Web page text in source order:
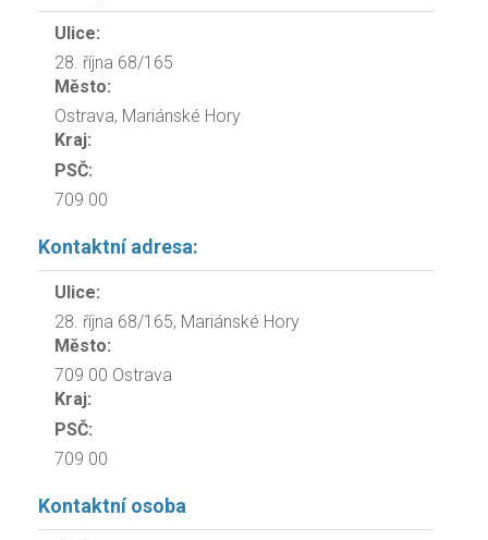
Ulice:
28. října 68/165
Město:
Ostrava, Mariánské Hory
Kraj:
PSČ:
709 00
Kontaktní adresa:
Ulice:
28. října 68/165, Mariánské Hory
Město:
709 00 Ostrava
Kraj:
PSČ:
709 00
Kontaktní osoba